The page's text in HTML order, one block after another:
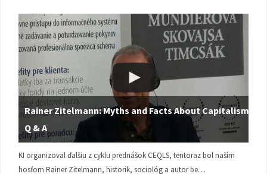
Rainer Zitelmann: Myths and Facts About Capitalism |
Q & A
KI organizoval ďalšiu z cyklu prednášok CEQLS, tentoraz bol naším
hosťom Rainer Zitelmann, historik, sociológ a autor be…